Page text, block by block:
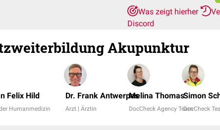
Was zeigt hierher
Discord
Akupunktur
Felix Hild
Humanmedizin
Dr. Frank Antwerpes
Arzt | Ärztin
Melina Thomas
DocCheck Agency Team
Simon
DocCheck